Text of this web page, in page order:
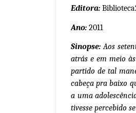
Editora:
Ano: 2011
Sinopse: Aos
atrás e em meio
partido de tal
cabeça pra baixo
a uma
tivesse percebido